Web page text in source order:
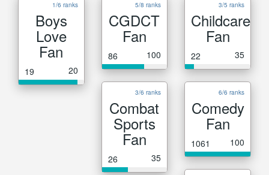
1/6 ranks
Boys
Love
Fan
19 20
5/8 ranks
CGDCT
Fan
86 100
3/5 ranks
Childcare
Fan
22 35
3/6 ranks
Combat
Sports
Fan
26 35
6/6 ranks
Comedy
Fan
1061 100